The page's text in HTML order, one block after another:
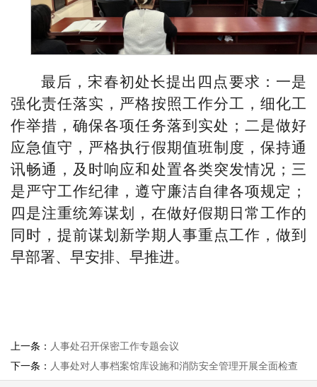
最后，宋春初处长提出四点要求：一是
强化责任落实，严格按照工作分工，细化工
作举措，确保各项任务落到实处；二是做好
应急值守，严格执行假期值班制度，保持通
讯畅通，及时响应和处置各类突发情况；三
是严守工作纪律，遵守廉洁自律各项规定；
四是注重统筹谋划，在做好假期日常工作的
同时，提前谋划新学期人事重点工作，做到
早部署、早安排、早推进。
上一条： 人事处召开保密工作专题会议
下一条： 人事处对人事档案馆库设施和消防安全管理开展全面检查